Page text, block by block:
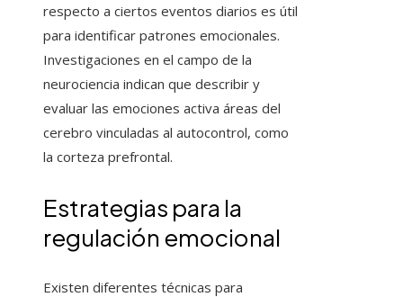
respecto a ciertos eventos diarios es útil
para identificar patrones emocionales.
Investigaciones en el campo de la
neurociencia indican que describir y
evaluar las emociones activa áreas del
cerebro vinculadas al autocontrol, como
la corteza prefrontal.
Estrategias para la
regulación emocional
Existen diferentes técnicas para